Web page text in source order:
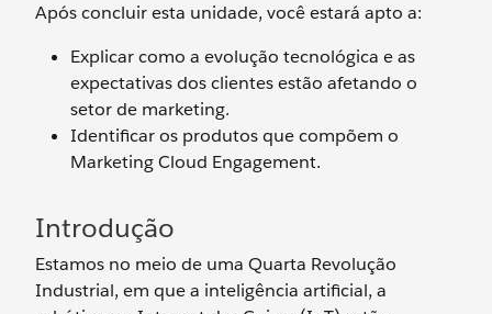
Após concluir esta unidade, você estará apto a:
Explicar como a evolução tecnológica e as
expectativas dos clientes estão afetando o
setor de marketing.
Identificar os produtos que compõem o
Marketing Cloud Engagement.
Introdução
Estamos no meio de uma Quarta Revolução
Industrial, em que a inteligência artificial, a